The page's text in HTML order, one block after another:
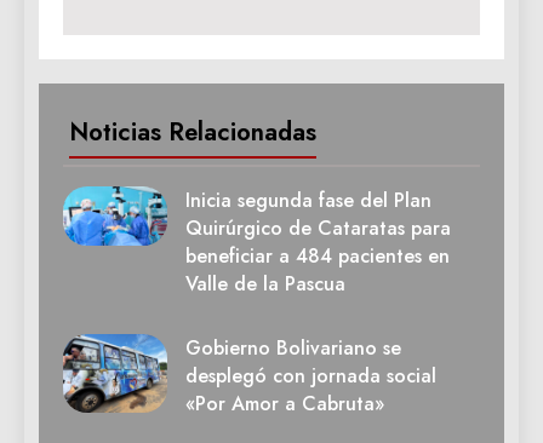
Noticias Relacionadas
Inicia segunda fase del Plan
Quirúrgico de Cataratas para
beneficiar a 484 pacientes en
Valle de la Pascua
Gobierno Bolivariano se
desplegó con jornada social
«Por Amor a Cabruta»